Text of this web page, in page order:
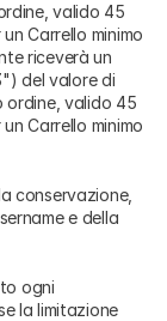
valido 45
Carrello minimo
riceverà un
del valore di
ordine, valido 45
Carrello minimo
conservazione,
e della
ogni
la limitazione